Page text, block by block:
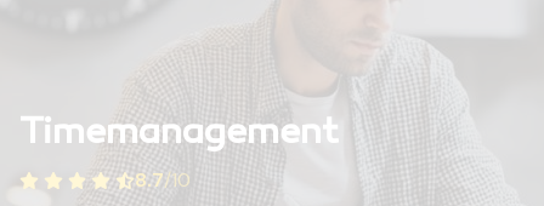
Timemanagement
8.7/10